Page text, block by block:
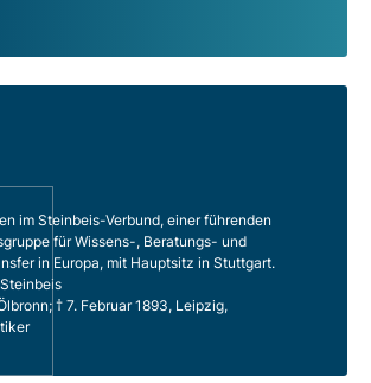
im Steinbeis-Verbund, einer führenden
für Wissens-, Beratungs- und
in Europa, mit Hauptsitz in Stuttgart.
† 7. Februar 1893, Leipzig,